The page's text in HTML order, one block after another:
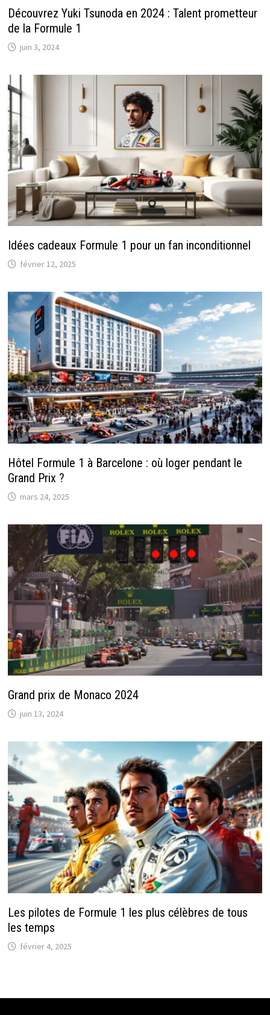
Découvrez Yuki Tsunoda en 2024 : Talent prometteur
de la Formule 1
juin 3, 2024
Idées cadeaux Formule 1 pour un fan inconditionnel
février 12, 2025
Hôtel Formule 1 à Barcelone : où loger pendant le
Grand Prix ?
mars 24, 2025
Grand prix de Monaco 2024
juin 13, 2024
Les pilotes de Formule 1 les plus célèbres de tous
les temps
février 4, 2025